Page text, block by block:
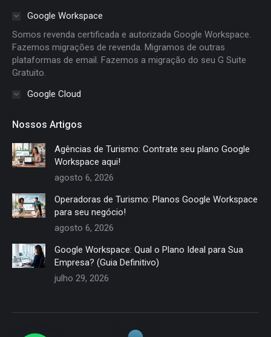
window
in
window
in
new
window
in
window
Google Workspace
Somos revenda certificada e autorizada Google Workspace.
Fazemos migrações de revenda. Migramos de outras
plataformas de email. Fazemos a migração do seu G Suite
Gratuito.
Google Cloud
Nossos Artigos
Agências de Turismo: Contrate seu plano Google
Workspace aqui!
agosto 6, 2026
Operadoras de Turismo: Planos Google Workspace
para seu negócio!
agosto 6, 2026
Google Workspace: Qual o Plano Ideal para Sua
Empresa? (Guia Definitivo)
julho 29, 2026